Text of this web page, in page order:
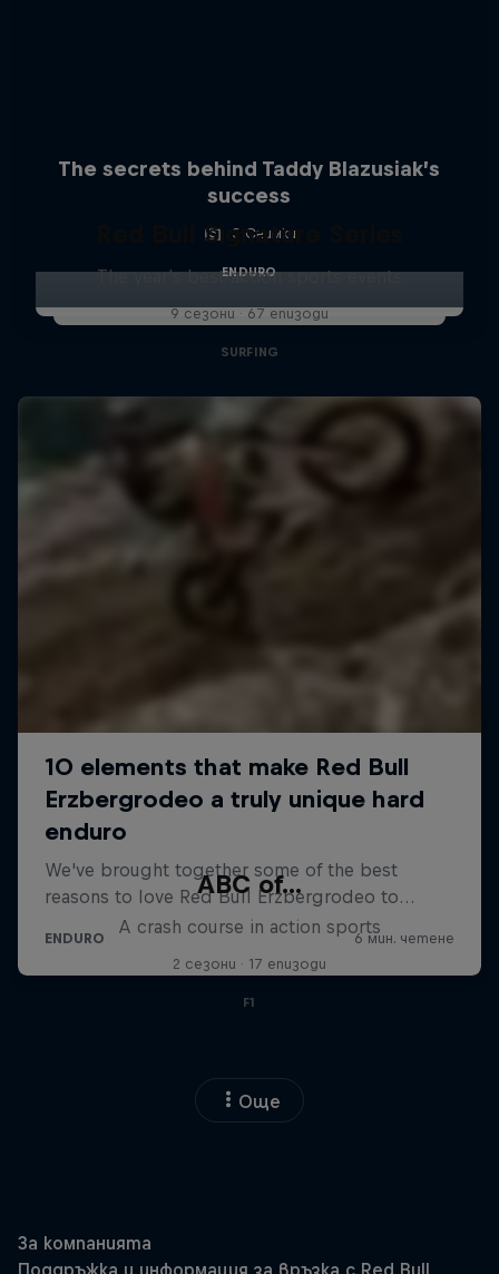
The secrets behind Taddy Blazusiak’s
success
3 Снимки
ENDURO
Red Bull Signature Series
The year's best action sports events
9 сезони · 67 епизоди
SURFING
ABC of...
A crash course in action sports
2 сезони · 17 епизоди
F1
Още